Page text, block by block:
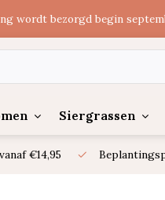
wordt bezorgd begin
Siergrassen
€14,95